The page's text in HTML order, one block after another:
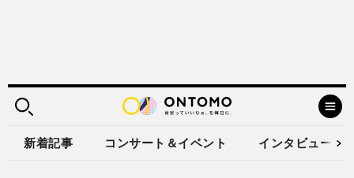
新着記事 コンサート＆イベント インタビュー